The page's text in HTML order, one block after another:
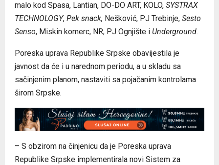
malo kod Spasa, Lantian, DO-DO ART, KOLO, SYSTRAX
TECHNOLOGY, Pek snack, Nešković, PЈ Trebinje, Sesto
Senso, Miskin komerc, NR, PЈ Ognjište i Underground.
Poreska uprava Republike Srpske obavijestila je
javnost da će i u narednom periodu, a u skladu sa
sačinjenim planom, nastaviti sa pojačanim kontrolama
širom Srpske.
– S obzirom na činjenicu da je Poreska uprava
Republike Srpske implementirala novi Sistem za